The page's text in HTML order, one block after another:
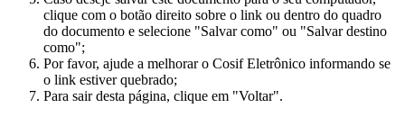
clique com o botão direito sobre o link ou dentro do quadro
do documento e selecione "Salvar como" ou "Salvar destino
como";
Por favor, ajude a melhorar o Cosif Eletrônico informando se
o link estiver quebrado;
Para sair desta página, clique em "Voltar".